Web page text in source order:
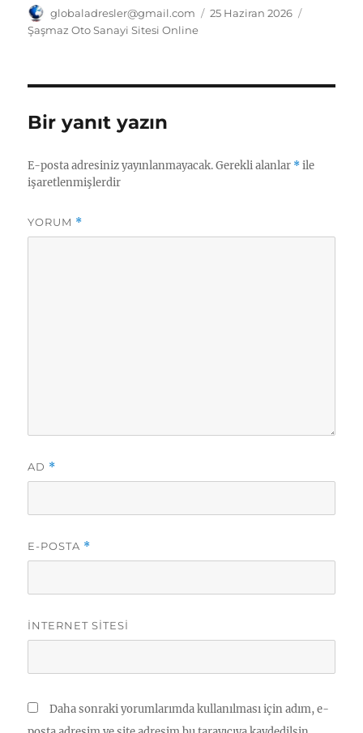
at
s
p
p
k
e
I
n
ai
l
e
g
a
m
ss
e
g
tl
k.
m
a
Yazar
globaladresler@gmail.com
Yayın
25 Haziran 2026
Şaşmaz Oto Sanayi Sitesi Online
Bir yanıt yazın
E-posta adresiniz yayınlanmayacak. Gerekli alanlar *ile
işaretlenmişlerdir
YORUM *
AD *
E-POSTA *
İNTERNET SITESI
Daha sonraki yorumlarımda kullanılması için adım, e-